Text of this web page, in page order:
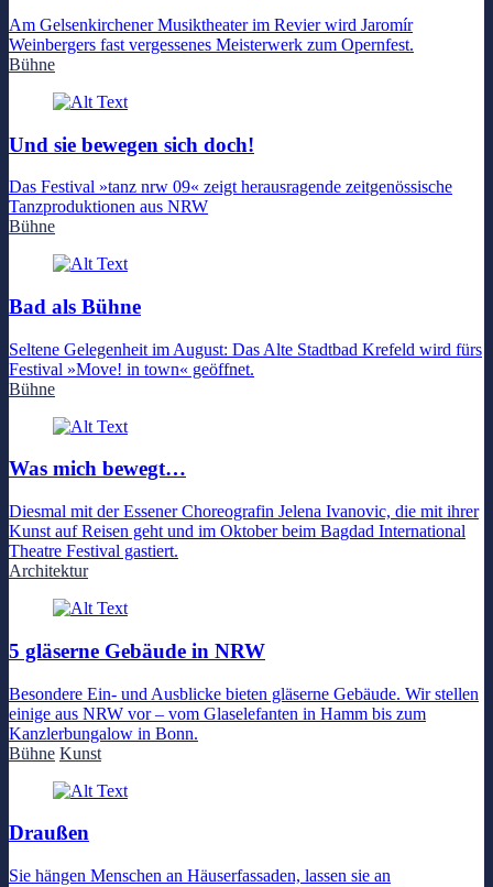
Am Gelsenkirchener Musiktheater im Revier wird Jaromír
Weinbergers fast vergessenes Meisterwerk zum Opernfest.
Bühne
Und sie bewegen sich doch!
Das Festival »tanz nrw 09« zeigt herausragende zeitgenössische
Tanzproduktionen aus NRW
Bühne
Bad als Bühne
Seltene Gelegenheit im August: Das Alte Stadtbad Krefeld wird fürs
Festival »Move! in town« geöffnet.
Bühne
Was mich bewegt…
Diesmal mit der Essener Choreografin Jelena Ivanovic, die mit ihrer
Kunst auf Reisen geht und im Oktober beim Bagdad International
Theatre Festival gastiert.
Architektur
5 gläserne Gebäude in NRW
Besondere Ein- und Ausblicke bieten gläserne Gebäude. Wir stellen
einige aus NRW vor – vom Glaselefanten in Hamm bis zum
Kanzlerbungalow in Bonn.
Bühne Kunst
Draußen
Sie hängen Menschen an Häuserfassaden, lassen sie an